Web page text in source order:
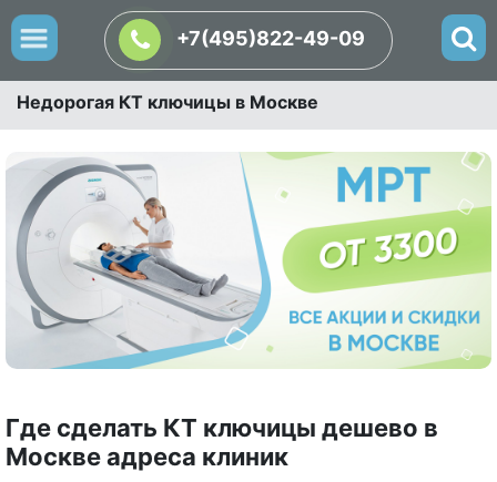
+7(495)822-49-09
Недорогая КТ ключицы в Москве
Где сделать КТ ключицы дешево в
Москве адреса клиник